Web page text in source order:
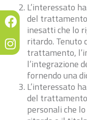
L’interessato
del
inesatti che lo
ritardo. Tenuto
trattamento,
l’integrazione
fornendo una
L’interessato
del
personali che